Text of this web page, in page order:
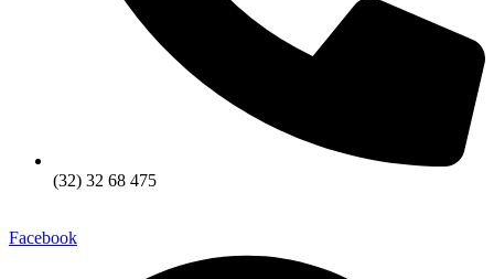
(32) 32 68 475
Facebook